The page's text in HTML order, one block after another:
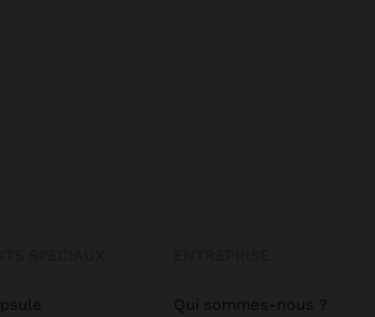
Qui sommes-nous ?